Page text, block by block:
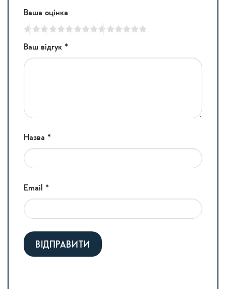
Ваша оцінка
Ваш відгук *
Назва *
Email *